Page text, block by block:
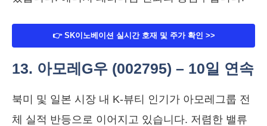
👉 SK이노베이션 실시간 호재 및 주가 확인 >>
13. 아모레G우 (002795) – 10일 연속
북미 및 일본 시장 내 K-뷰티 인기가 아모레그룹 전
체 실적 반등으로 이어지고 있습니다. 저렴한 밸류